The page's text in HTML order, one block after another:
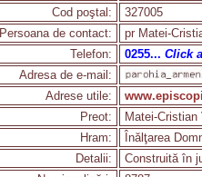
Cod poştal:
327005
Persoana de contact:
pr Matei-
Telefon:
0255... Click
Adresa de e-mail:
Adrese utile:
Preot:
Matei-Cristian
Hram:
Înălţarea
Detalii:
Construită în